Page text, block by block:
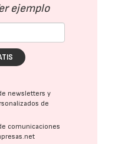
ejemplo
newsletters y
de
comunicaciones